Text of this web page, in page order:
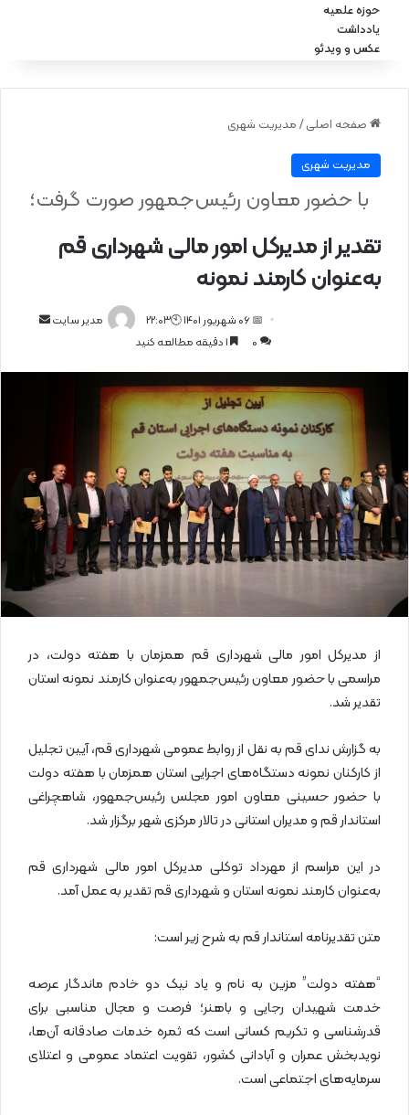
حوزه علمیه
یادداشت
عکس و ویدئو
صفحه اصلی / مدیریت شهری
مدیریت شهری
تقدیر از مدیرکل امور مالی شهرداری قم
به‌عنوان کارمند نمونه
با حضور معاون رئیس‌جمهور صورت گرفت؛
مدیر سایت
م
ی
ل
📅 06 شهریور 1401 🕙22:03
0
از مدیرکل امور مالی شهرداری قم همزمان با هفته دولت، در
مراسمی با حضور معاون رئیس‌جمهور به‌عنوان کارمند نمونه استان
تقدیر شد.
به گزارش ندای قم به نقل از روابط عمومی شهرداری قم، آیین تجلیل
از کارکنان نمونه دستگاه‌های اجرایی استان همزمان با هفته دولت
با حضور حسینی معاون امور مجلس رئیس‌جمهور، شاهچراغی
استاندار قم و مدیران استانی در تالار مرکزی شهر برگزار شد.
در این مراسم از مهرداد توکلی مدیرکل امور مالی شهرداری قم
به‌عنوان کارمند نمونه استان و شهرداری قم تقدیر به عمل آمد.
متن تقدیرنامه استاندار قم به شرح زیر است:
“هفته دولت” مزین به نام و یاد نیک دو خادم ماندگار عرصه
خدمت شهیدان رجایی و باهنر؛ فرصت و مجال مناسبی برای
قدرشناسی و تکریم کسانی است که ثمره خدمات صادقانه آن‌ها،
نویدبخش عمران و آبادانی کشور، تقویت اعتماد عمومی و اعتلای
سرمایه‌های اجتماعی است.